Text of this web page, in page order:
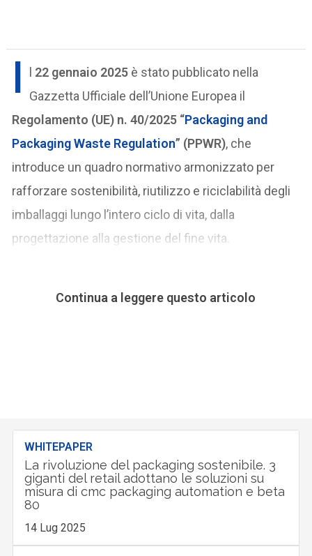
I l 22 gennaio 2025 è stato pubblicato nella
Gazzetta Ufficiale dell’Unione Europea il
Regolamento (UE) n. 40/2025 “Packaging and
Packaging Waste Regulation” (PPWR), che
introduce un quadro normativo armonizzato per
rafforzare sostenibilità, riutilizzo e riciclabilità degli
imballaggi lungo l’intero ciclo di vita, dalla
progettazione alla gestione del fine vita.
Continua a leggere questo articolo
WHITEPAPER
La rivoluzione del packaging sostenibile. 3
giganti del retail adottano le soluzioni su
misura di cmc packaging automation e beta
80
14 Lug 2025